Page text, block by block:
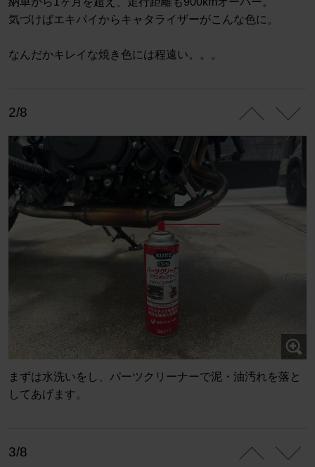
気づけばエキパイからキャタライザーがこんな色に。
なんだかキレイな焼き色には程遠い。。。
2/8
まずは水洗いをし、パーツクリーナーで泥・油汚れを落と
してあげます。
3/8